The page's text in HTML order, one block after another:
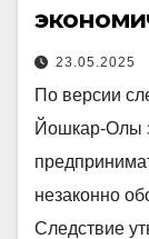
23.05.2025
По версии
Йошкар-Олы
незаконно
Следствие